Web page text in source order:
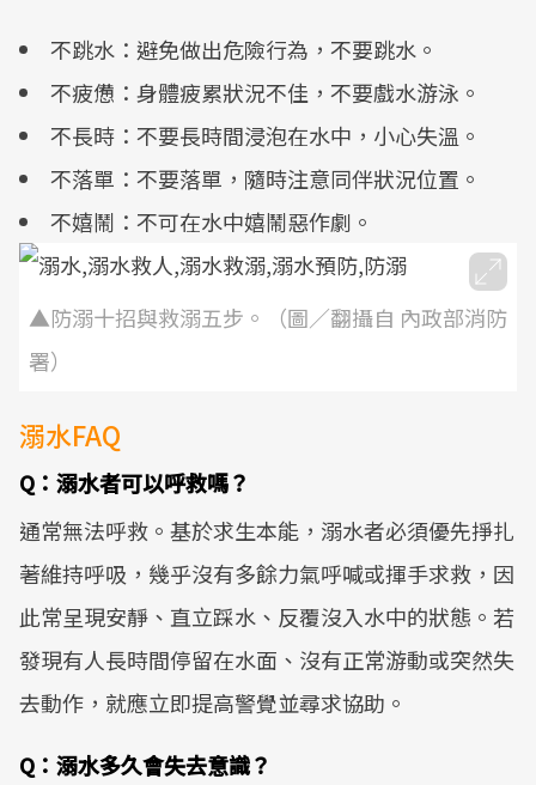
不跳水：避免做出危險行為，不要跳水。
不疲憊：身體疲累狀況不佳，不要戲水游泳。
不長時：不要長時間浸泡在水中，小心失溫。
不落單：不要落單，隨時注意同伴狀況位置。
不嬉鬧：不可在水中嬉鬧惡作劇。
▲防溺十招與救溺五步。（圖／翻攝自 內政部消防
署）
溺水FAQ
Q：溺水者可以呼救嗎？
通常無法呼救。基於求生本能，溺水者必須優先掙扎
著維持呼吸，幾乎沒有多餘力氣呼喊或揮手求救，因
此常呈現安靜、直立踩水、反覆沒入水中的狀態。若
發現有人長時間停留在水面、沒有正常游動或突然失
去動作，就應立即提高警覺並尋求協助。
Q：溺水多久會失去意識？